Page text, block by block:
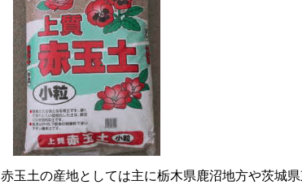
赤玉土の産地としては主に栃木県鹿沼地方や茨城